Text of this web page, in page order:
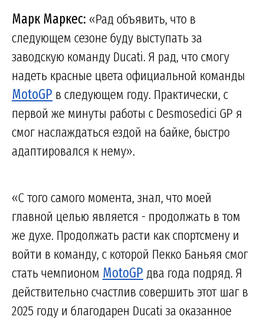
Марк Маркес: «Рад объявить, что в
следующем сезоне буду выступать за
заводскую команду Ducati. Я рад, что смогу
надеть красные цвета официальной команды
MotoGP в следующем году. Практически, с
первой же минуты работы с Desmosedici GP я
смог наслаждаться ездой на байке, быстро
адаптировался к нему».
«С того самого момента, знал, что моей
главной целью является - продолжать в том
же духе. Продолжать расти как спортсмену и
войти в команду, с которой Пекко Баньяя смог
стать чемпионом MotoGP два года подряд. Я
действительно счастлив совершить этот шаг в
2025 году и благодарен Ducati за оказанное